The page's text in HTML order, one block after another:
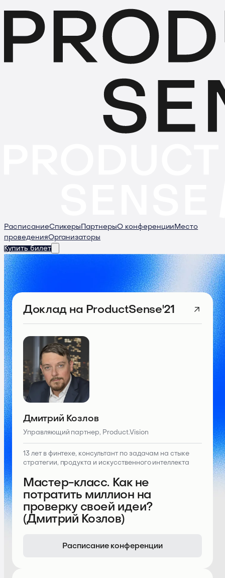
РасписаниеСпикеры ПартнерыО конференции Место
проведенияОрганизаторы
Купить билет
Доклад на ProductSense'21
Мастер-класс. Как не
потратить миллион на
проверку своей идеи?
(Дмитрий Козлов)
Дмитрий Козлов
Управляющий партнер, Product.Vision
13 лет в финтехе, консультант по задачам на стыке
стратегии, продукта и искусственного интеллекта
Расписание конференции